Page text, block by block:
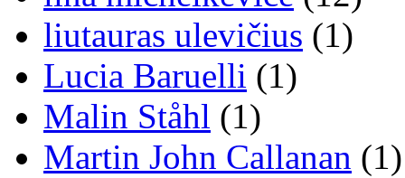
liutauras ulevičius (1)
Lucia Baruelli (1)
Malin Ståhl (1)
Martin John Callanan (1)